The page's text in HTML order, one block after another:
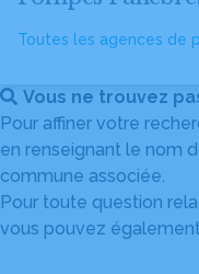
Toutes les agences de
Vous ne trouvez
Pour affiner votre
en renseignant le nom
commune associée.
Pour toute question
vous pouvez